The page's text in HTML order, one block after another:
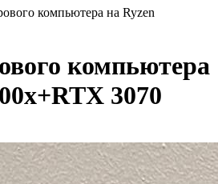
компьютера на Ryzen
компьютера
3070